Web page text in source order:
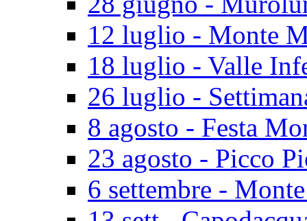
12 luglio - Monte
18 luglio - Valle
26 luglio -
8 agosto - Festa
23 agosto - Picco
6 settembre -